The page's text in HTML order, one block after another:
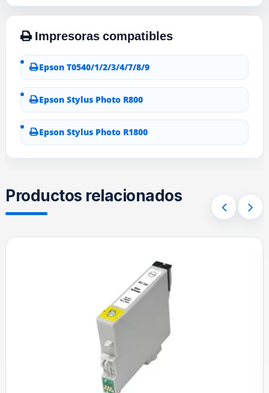
Epson T0540/1/2/3/4/7/8/9
Epson Stylus Photo R800
Epson Stylus Photo R1800
Productos relacionados